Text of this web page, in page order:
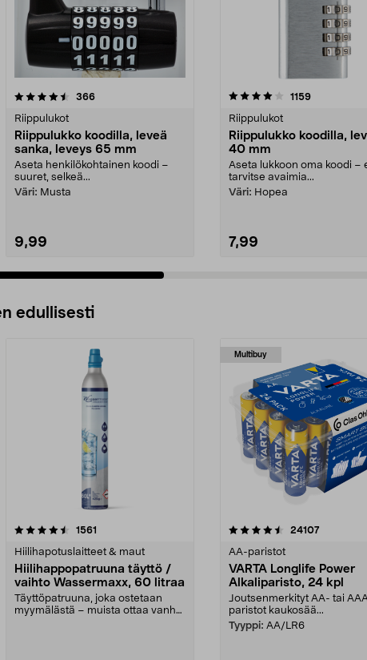
366arvostelut
Riippulukot
Riippulukko koodilla, leveä
sanka, leveys 65 mm
Aseta henkilökohtainen koodi –
suuret, selkeä...
Väri: Musta
9,99
4.0 viidestä
1159arvostelut
Riippulukot
Riippulukko koodilla,
40 mm
Aseta lukkoon oma koodi –
tarvitse avaimia...
Väri: Hopea
7,99
4.5 viidestä
edullisesti
1561
Hiilihapotuslaitteet & maut
Hiilihappopatruuna täyttö /
vaihto Wassermaxx, 60 litraa
Täyttöpatruuna, joka ostetaan
myymälästä – muista ottaa vanha
Multibuy
4.5viidestä
24107arvostelut
AA-paristot
VARTA Longlife Power
Alkaliparisto, 24 kpl
Joutsenmerkityt AA- tai
paristot kaukosää...
Tyyppi: AA/LR6
4.5viidestä